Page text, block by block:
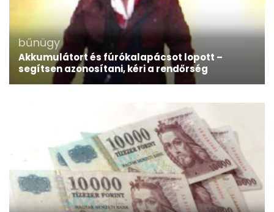
bűnügy
Akkumulátort és fúrókalapácsot lopott –
segítsen azonosítani, kéri a rendőrség